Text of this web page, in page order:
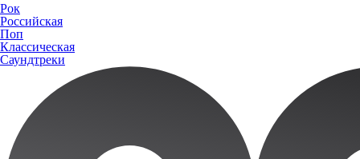
Рок
Российская
Поп
Классическая
Саундтреки